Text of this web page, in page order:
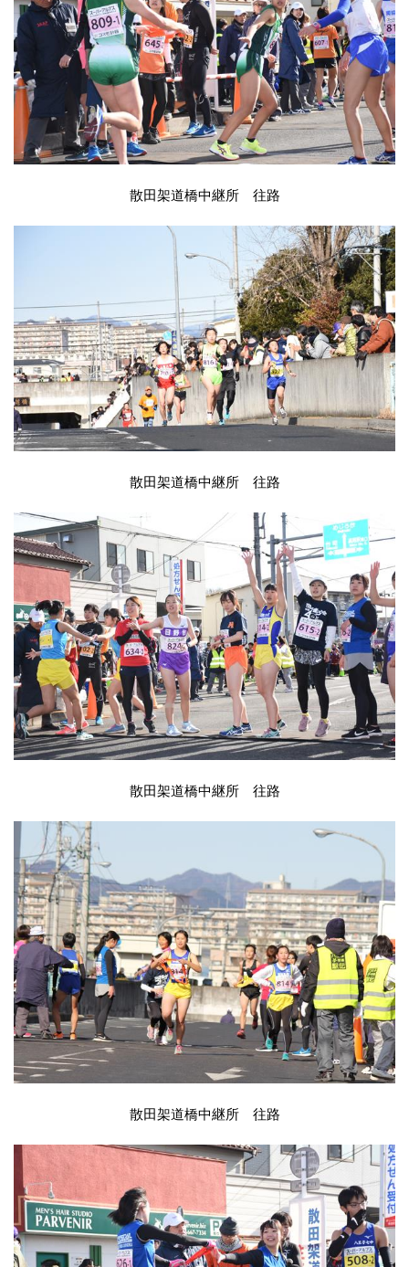
散田架道橋中継所 往路
散田架道橋中継所 往路
散田架道橋中継所 往路
散田架道橋中継所 往路